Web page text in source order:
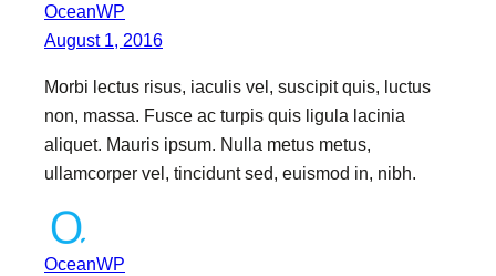
OceanWP
August 1, 2016
Morbi lectus risus, iaculis vel, suscipit quis, luctus
non, massa. Fusce ac turpis quis ligula lacinia
aliquet. Mauris ipsum. Nulla metus metus,
ullamcorper vel, tincidunt sed, euismod in, nibh.
OceanWP